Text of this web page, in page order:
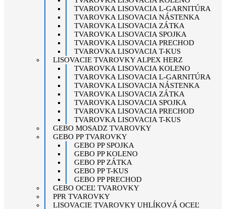
TVAROVKA LISOVACIA L-GARNITÚRA
TVAROVKA LISOVACIA NÁSTENKA
TVAROVKA LISOVACIA ZÁTKA
TVAROVKA LISOVACIA SPOJKA
TVAROVKA LISOVACIA PRECHOD
TVAROVKA LISOVACIA T-KUS
LISOVACIE TVAROVKY ALPEX HERZ
TVAROVKA LISOVACIA KOLENO
TVAROVKA LISOVACIA L-GARNITÚRA
TVAROVKA LISOVACIA NÁSTENKA
TVAROVKA LISOVACIA ZÁTKA
TVAROVKA LISOVACIA SPOJKA
TVAROVKA LISOVACIA PRECHOD
TVAROVKA LISOVACIA T-KUS
GEBO MOSADZ TVAROVKY
GEBO PP TVAROVKY
GEBO PP SPOJKA
GEBO PP KOLENO
GEBO PP ZÁTKA
GEBO PP T-KUS
GEBO PP PRECHOD
GEBO OCEĽ TVAROVKY
PPR TVAROVKY
LISOVACIE TVAROVKY UHLÍKOVÁ OCEĽ